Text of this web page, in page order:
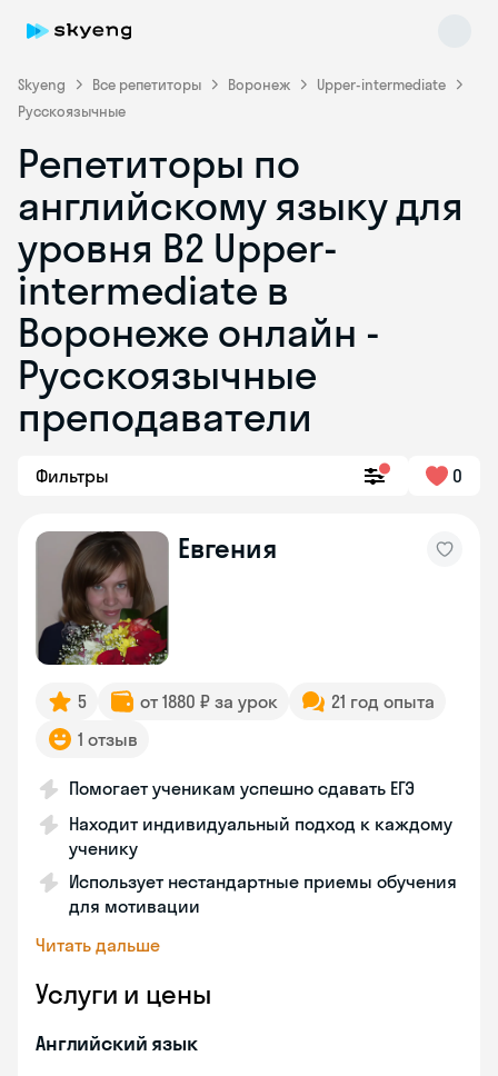
Skyeng Все репетиторы Воронеж
Upper-intermediate
Русскоязычные
Репетиторы по
английскому языку для
уровня B2 Upper-
intermediate в
Воронеже онлайн -
Русскоязычные
преподаватели
Фильтры 0
Евгения
5 от 1880 ₽ за урок
21 год опыта
1 отзыв
Помогает ученикам успешно сдавать ЕГЭ
Находит индивидуальный подход к каждому
ученику
Использует нестандартные приемы обучения
для мотивации
Читать дальше
Услуги и цены
Английский язык
Skyeng Chat